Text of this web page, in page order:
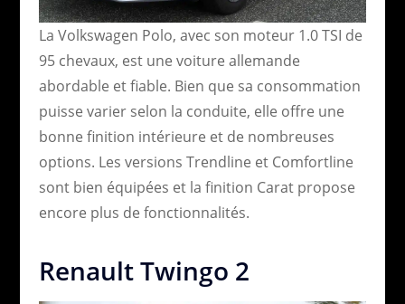
La Volkswagen Polo, avec son moteur 1.0 TSI de
95 chevaux, est une voiture allemande
abordable et fiable. Bien que sa consommation
puisse varier selon la conduite, elle offre une
bonne finition intérieure et de nombreuses
options. Les versions Trendline et Comfortline
sont bien équipées et la finition Carat propose
encore plus de fonctionnalités.
Renault Twingo 2